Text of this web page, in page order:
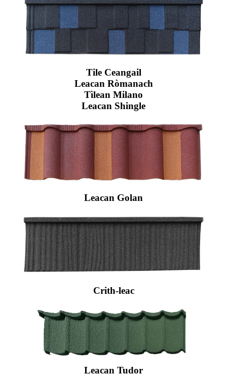
Tile Ceangail
Leacan Ròmanach
Tìlean Milano
Leacan Shingle
Leacan Golan
Crith-leac
Leacan Tudor